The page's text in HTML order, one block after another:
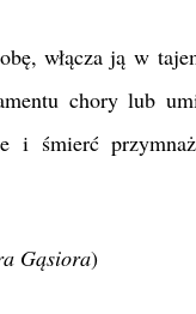
włącza ją w
chory lub
i śmierć
Gąsiora)